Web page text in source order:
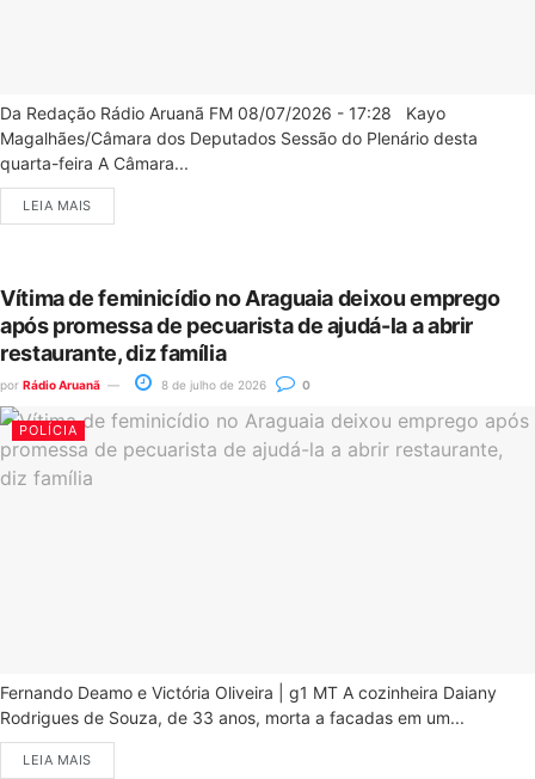
Da Redação Rádio Aruanã FM 08/07/2026 - 17:28 Kayo
Magalhães/Câmara dos Deputados Sessão do Plenário desta
quarta-feira A Câmara...
LEIA MAIS
Vítima de feminicídio no Araguaia deixou emprego
após promessa de pecuarista de ajudá-la a abrir
restaurante, diz família
por Rádio Aruanã 8 de julho de 2026 0
POLÍCIA
Fernando Deamo e Victória Oliveira | g1 MT A cozinheira Daiany
Rodrigues de Souza, de 33 anos, morta a facadas em um...
LEIA MAIS